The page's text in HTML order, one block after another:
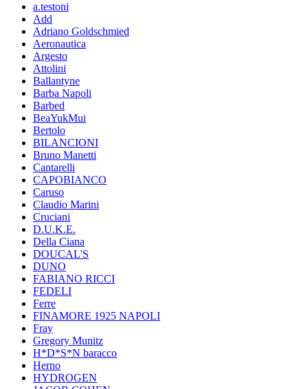
a.testoni
Add
Adriano Goldschmied
Aeronautica
Argesto
Attolini
Ballantyne
Barba Napoli
Barbed
BeaYukMui
Bertolo
BILANCIONI
Bruno Manetti
Cantarelli
CAPOBIANCO
Caruso
Claudio Marini
Cruciani
D.U.K.E.
Della Ciana
DOUCAL'S
DUNO
FABIANO RICCI
FEDELI
Ferre
FINAMORE 1925 NAPOLI
Fray
Gregory Munitz
H*D*S*N baracco
Herno
HYDROGEN